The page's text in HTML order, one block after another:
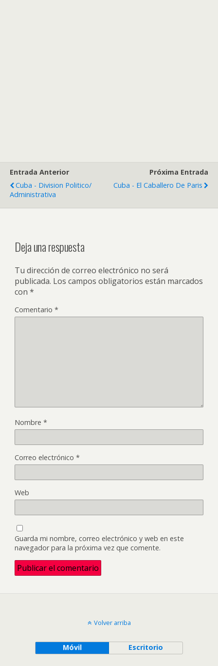
Entrada Anterior
Cuba - Division Politico/
Administrativa
Próxima Entrada
Cuba - El Caballero De Paris
Deja una respuesta
Tu dirección de correo electrónico no será
publicada. Los campos obligatorios están marcados
con *
Comentario *
Nombre *
Correo electrónico *
Web
Guarda mi nombre, correo electrónico y web en este
navegador para la próxima vez que comente.
Volver arriba
Móvil Escritorio